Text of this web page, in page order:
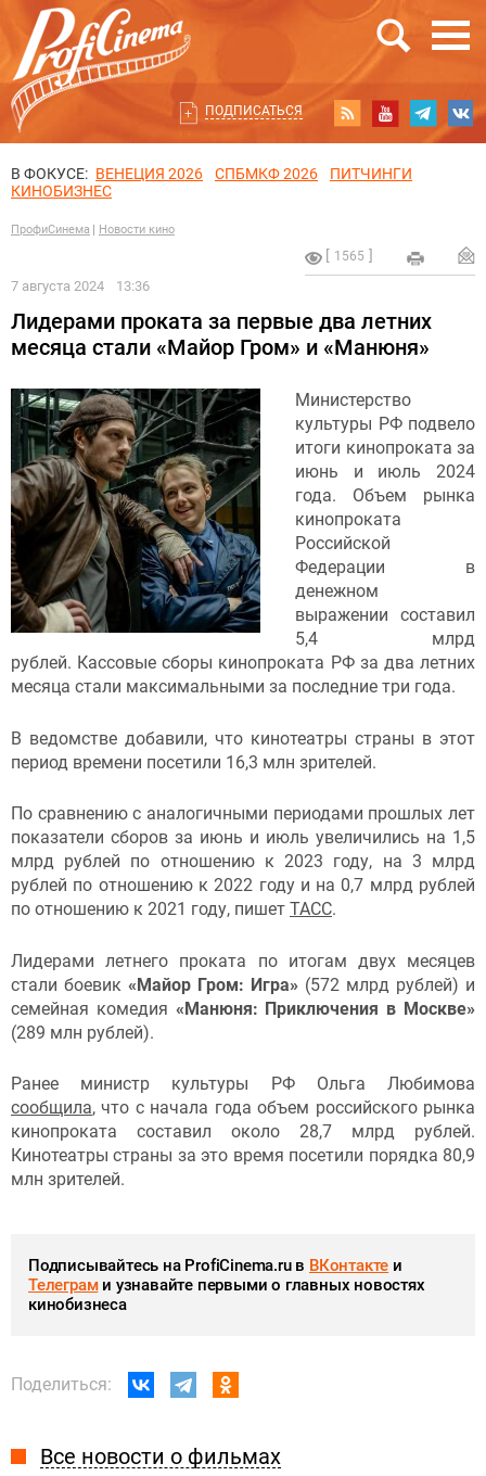
ПОДПИСАТЬСЯ
В ФОКУСЕ: ВЕНЕЦИЯ 2026 СПБМКФ 2026
ПИТЧИНГИ
КИНОБИЗНЕС
ПрофиСинема Новости кино
1565
7 августа 2024 13:36
Лидерами проката за первые два летних
месяца стали «Майор Гром» и «Манюня»
Министерство
культуры РФ подвело
итоги кинопроката за
июнь и июль 2024
года. Объем рынка
кинопроката
Российской
Федерации в
денежном
выражении составил
5,4 млрд
рублей. Кассовые сборы кинопроката РФ за два летних
месяца стали максимальными за последние три года.
В ведомстве добавили, что кинотеатры страны в этот
период времени посетили 16,3 млн зрителей.
По сравнению с аналогичными периодами прошлых лет
показатели сборов за июнь и июль увеличились на 1,5
млрд рублей по отношению к 2023 году, на 3 млрд
рублей по отношению к 2022 году и на 0,7 млрд рублей
по отношению к 2021 году, пишет ТАСС.
Лидерами летнего проката по итогам двух месяцев
стали боевик «Майор Гром: Игра» (572 млрд рублей) и
семейная комедия «Манюня: Приключения в Москве»
(289 млн рублей).
Ранее министр культуры РФ Ольга Любимова
сообщила, что с начала года объем российского рынка
кинопроката составил около 28,7 млрд рублей.
Кинотеатры страны за это время посетили порядка 80,9
млн зрителей.
Подписывайтесь на ProfiCinema.ru в ВКонтакте и
Телеграми узнавайте первыми о главных новостях
кинобизнеса
Поделиться:
Все новости о фильмах